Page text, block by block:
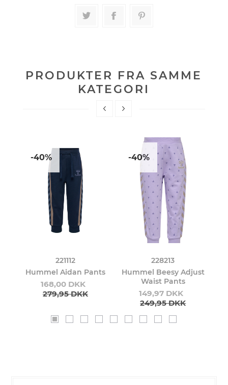
PRODUKTER FRA SAMME
KATEGORI
-40%
221112
Hummel Aidan Pants
168,00 DKK
279,95 DKK
-40%
228213
Hummel Beesy Adjust
Waist Pants
149,97 DKK
249,95 DKK